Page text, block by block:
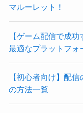
マルーレット！
【ゲーム配信で成
最適なプラットフォ
【初心者向け】配
の方法一覧